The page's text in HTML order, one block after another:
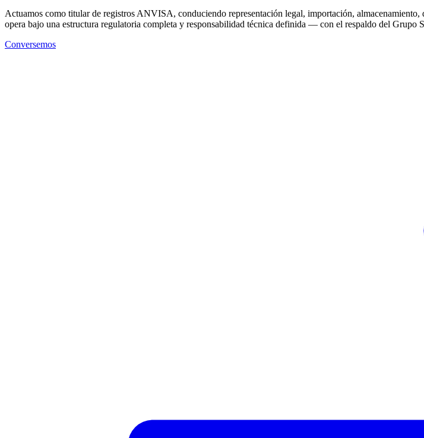
Actuamos como titular de registros ANVISA, conduciendo representación legal, importación,
opera bajo una estructura regulatoria completa y responsabilidad técnica definida — con el respaldo del Grupo
Conversemos